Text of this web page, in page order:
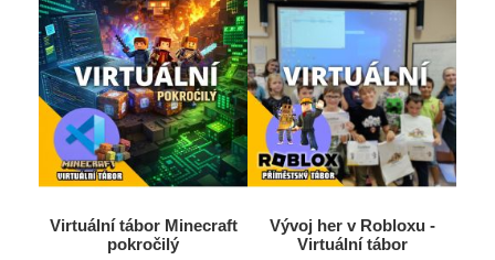
Virtuální tábor Minecraft
pokročilý
Vývoj her v Robloxu -
Virtuální tábor